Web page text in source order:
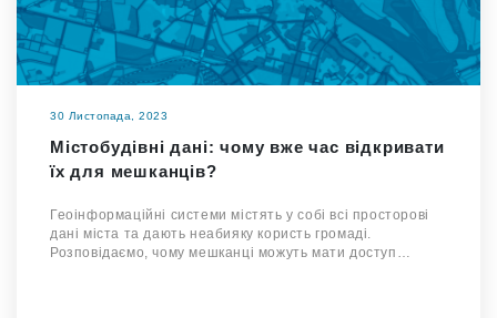
30 Листопада, 2023
Містобудівні дані: чому вже час відкривати
їх для мешканців?
Геоінформаційні системи містять у собі всі просторові
дані міста та дають неабияку користь громаді.
Розповідаємо, чому мешканці можуть мати доступ…